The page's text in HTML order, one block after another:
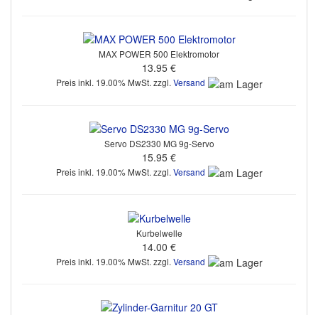
MAX POWER 500 Elektromotor
13.95 €
Preis inkl. 19.00% MwSt. zzgl.Versand
Servo DS2330 MG 9g-Servo
15.95 €
Preis inkl. 19.00% MwSt. zzgl. Versand
Kurbelwelle
14.00 €
Preis inkl. 19.00% MwSt. zzgl. Versand